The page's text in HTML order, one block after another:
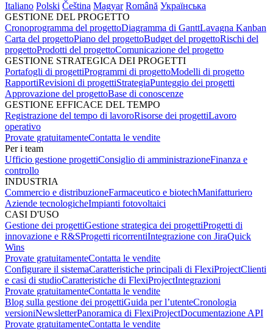
Italiano Polski Čeština Magyar Română Українська
GESTIONE DEL PROGETTO
Cronoprogramma del progettoDiagramma di GanttLavagna Kanban
Carta del progettoPiano del progettoBudget del progettoRischi del
progettoProdotti del progettoComunicazione del progetto
GESTIONE STRATEGICA DEI PROGETTI
Portafogli di progettiProgrammi di progettoModelli di progetto
RapportiRevisioni di progettiStrategiaPunteggio dei progetti
Approvazione del progettoBase di conoscenze
GESTIONE EFFICACE DEL TEMPO
Registrazione del tempo di lavoroRisorse dei progettiLavoro
operativo
Provate gratuitamenteContatta le vendite
Per i team
Ufficio gestione progettiConsiglio di amministrazioneFinanza e
controllo
INDUSTRIA
Commercio e distribuzioneFarmaceutico e biotechManifatturiero
Aziende tecnologicheImpianti fotovoltaici
CASI D'USO
Gestione dei progettiGestione strategica dei progettiProgetti di
innovazione e R&SProgetti ricorrentiIntegrazione con JiraQuick
Wins
Provate gratuitamenteContatta le vendite
Configurare il sistemaCaratteristiche principali di FlexiProjectClienti
e casi di studioCaratteristiche di FlexiProjectIntegrazioni
Provate gratuitamenteContatta le vendite
Blog sulla gestione dei progettiGuida per l’utenteCronologia
versioniNewsletterPanoramica di FlexiProjectDocumentazione API
Provate gratuitamenteContatta le vendite